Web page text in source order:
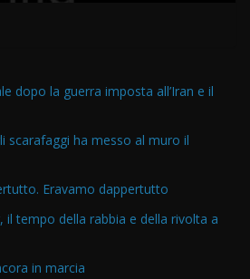
dopo la guerra imposta all’Iran e il
scarafaggi ha messo al muro il
Eravamo dappertutto
il tempo della rabbia e della rivolta a
in marcia